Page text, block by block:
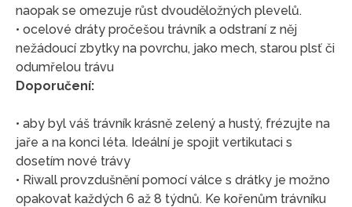
naopak se omezuje růst dvouděložných plevelů.
• ocelové dráty pročešou trávník a odstraní z něj
nežádoucí zbytky na povrchu, jako mech, starou plsť či
odumřelou trávu
Doporučení:
• aby byl váš trávník krásně zelený a hustý, frézujte na
jaře a na konci léta. Ideální je spojit vertikutaci s
dosetím nové trávy
• Riwall provzdušnění pomocí válce s drátky je možno
opakovat každých 6 až 8 týdnů. Ke kořenům trávníku